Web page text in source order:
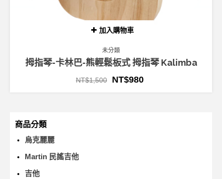
加入購物車
未分類
拇指琴-卡林巴-熊輕鬆板式 拇指琴 Kalimba
NT$1,500 NT$980
商品分類
烏克麗麗
Martin 民謠吉他
吉他